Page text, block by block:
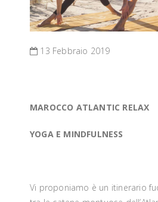
13 Febbraio 2019
MAROCCO ATLANTIC RELAX
YOGA E MINDFULNESS
Vi proponiamo è un itinerario